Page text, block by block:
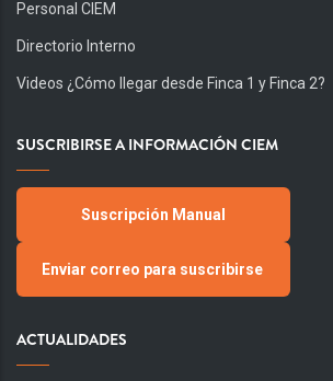
Personal CIEM
Directorio Interno
Videos ¿Cómo llegar desde Finca 1 y Finca 2?
SUSCRIBIRSE A INFORMACIÓN CIEM
Suscripción Manual
Enviar correo para suscribirse
ACTUALIDADES